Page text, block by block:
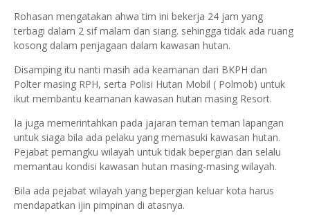
Rohasan mengatakan ahwa tim ini bekerja 24 jam yang
terbagi dalam 2 sif malam dan siang. sehingga tidak ada ruang
kosong dalam penjagaan dalam kawasan hutan.
Disamping itu nanti masih ada keamanan dari BKPH dan
Polter masing RPH, serta Polisi Hutan Mobil ( Polmob) untuk
ikut membantu keamanan kawasan hutan masing Resort.
Ia juga memerintahkan pada jajaran teman teman lapangan
untuk siaga bila ada pelaku yang memasuki kawasan hutan.
Pejabat pemangku wilayah untuk tidak bepergian dan selalu
memantau kondisi kawasan hutan masing-masing wilayah.
Bila ada pejabat wilayah yang bepergian keluar kota harus
mendapatkan ijin pimpinan di atasnya.